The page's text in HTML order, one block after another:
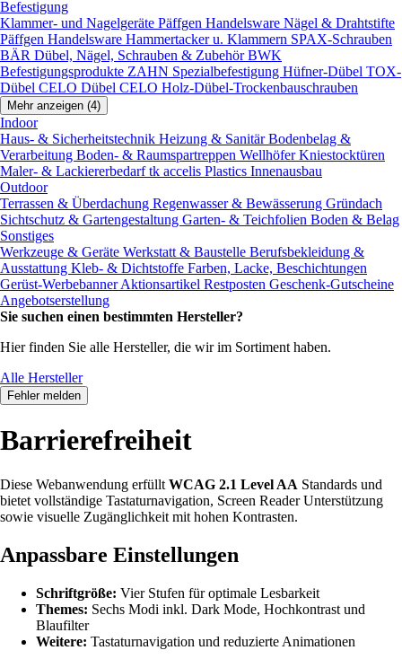
Befestigung
Klammer- und Nagelgeräte Päffgen Handelsware Nägel & Drahtstifte
Päffgen Handelsware Hammertacker u. Klammern SPAX-Schrauben
BÄR Dübel, Nägel, Schrauben & ZubehörBWK
Befestigungsprodukte ZAHN Spezialbefestigung Hüfner-Dübel TOX-
Dübel CELO Dübel CELO Holz-Dübel-Trockenbauschrauben
Mehr anzeigen (4)
Indoor
Haus- & Sicherheitstechnik Heizung & SanitärBodenbelag &
Verarbeitung Boden- & Raumspartreppen Wellhöfer Kniestocktüren
Maler- & Lackiererbedarftk accelis Plastics Innenausbau
Outdoor
Terrassen & Überdachung Regenwasser & Bewässerung Gründach
Sichtschutz & Gartengestaltung Garten- & Teichfolien Boden & Belag
Sonstiges
Werkzeuge & Geräte Werkstatt & Baustelle Berufsbekleidung &
Ausstattung Kleb- & Dichtstoffe Farben, Lacke, Beschichtungen
Gerüst-WerbebannerAktionsartikel Restposten Geschenk-Gutscheine
Angebotserstellung
Sie suchen einen bestimmten Hersteller?
Hier finden Sie alle Hersteller, die wir im Sortiment haben.
Alle Hersteller
Fehler melden
Barrierefreiheit
Diese Webanwendung erfüllt WCAG 2.1 Level AA Standards und
bietet vollständige Tastaturnavigation, Screen Reader Unterstützung
sowie visuelle Zugänglichkeit mit hohen Kontrasten.
Anpassbare Einstellungen
Schriftgröße: Vier Stufen für optimale Lesbarkeit
Themes: Sechs Modi inkl. Dark Mode, Hochkontrast und
Blaufilter
Weitere: Tastaturnavigation und reduzierte Animationen